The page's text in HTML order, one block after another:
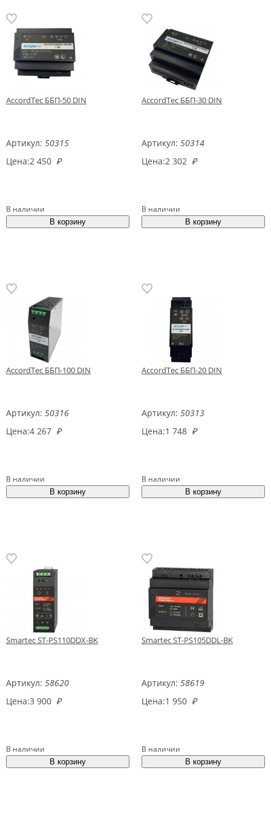
AccordTec ББП-50 DIN
Артикул: 50315
Цена:2 450 ₽
В наличии
AccordTec ББП-30 DIN
Артикул: 50314
Цена:2 302 ₽
В наличии
AccordTec ББП-100 DIN
Артикул: 50316
Цена:4 267 ₽
В наличии
AccordTec ББП-20 DIN
Артикул: 50313
Цена:1 748 ₽
В наличии
Smartec ST-PS110DDX-BK
Артикул: 58620
Цена:3 900 ₽
В наличии
Smartec ST-PS105DDL-BK
Артикул: 58619
Цена:1 950 ₽
В наличии